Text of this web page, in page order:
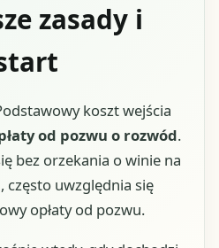
zasady i
koszt wejścia
od pozwu o rozwód.
bez orzekania o winie na
uwzględnia się
opłaty od pozwu.